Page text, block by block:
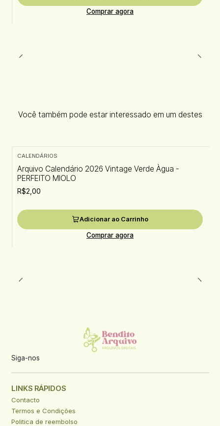
Comprar agora
Você também pode estar interessado em um destes
CALENDÁRIOS
Arquivo Calendário 2026 Vintage Verde Àgua -
PERFEITO MIOLO
R$2,00
Adicionar ao Carrinho
Comprar agora
Siga-nos
LINKS RÁPIDOS
Contacto
Termos e Condições
Politica de reembolso